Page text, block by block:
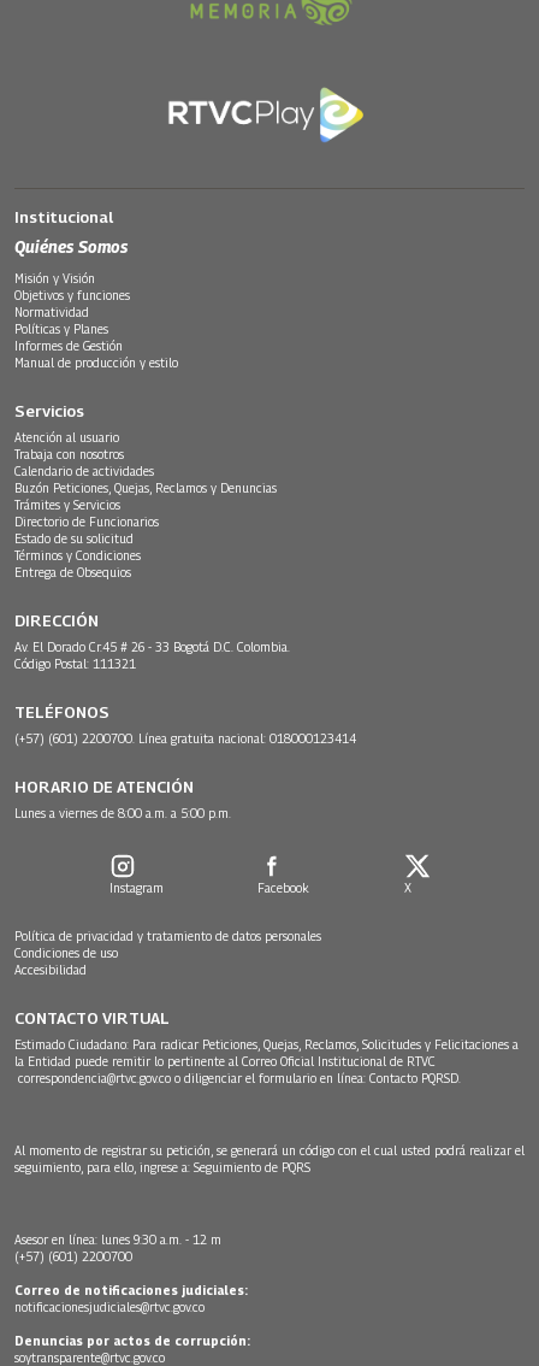
Institucional
Quiénes Somos
Misión y Visión
Objetivos y funciones
Normatividad
Políticas y Planes
Informes de Gestión
Manual de producción y estilo
Servicios
Atención al usuario
Trabaja con nosotros
Calendario de actividades
Buzón Peticiones, Quejas, Reclamos y Denuncias
Trámites y Servicios
Directorio de Funcionarios
Estado de su solicitud
Términos y Condiciones
Entrega de Obsequios
DIRECCIÓN
Av. El Dorado Cr.45 # 26 - 33 Bogotá D.C. Colombia.
Código Postal: 111321
TELÉFONOS
(+57) (601) 2200700. Línea gratuita nacional: 018000123414
HORARIO DE ATENCIÓN
Lunes a viernes de 8:00 a.m. a 5:00 p.m.
Instagram Facebook X
Política de privacidad y tratamiento de datos personales
Condiciones de uso
Accesibilidad
CONTACTO VIRTUAL
Estimado Ciudadano: Para radicar Peticiones, Quejas, Reclamos, Solicitudes y Felicitaciones a
la Entidad puede remitir lo pertinente al Correo Oficial Institucional de RTVC
correspondencia@rtvc.gov.co o diligenciar el formulario en línea: Contacto PQRSD.
Al momento de registrar su petición, se generará un código con el cual usted podrá realizar el
seguimiento, para ello, ingrese a: Seguimiento de PQRS
Asesor en línea: lunes 9:30 a.m. - 12 m
(+57) (601) 2200700
Correo de notificaciones judiciales:
notificacionesjudiciales@rtvc.gov.co
Denuncias por actos de corrupción:
soytransparente@rtvc.gov.co